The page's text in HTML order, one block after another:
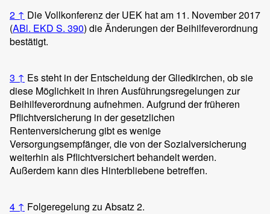
2 ↑ Die Vollkonferenz der UEK hat am 11. November 2017
(ABl. EKD S. 390) die Änderungen der Beihilfeverordnung
bestätigt.
3 ↑ Es steht in der Entscheidung der Gliedkirchen, ob sie
diese Möglichkeit in ihren Ausführungsregelungen zur
Beihilfeverordnung aufnehmen. Aufgrund der früheren
Pflichtversicherung in der gesetzlichen
Rentenversicherung gibt es wenige
Versorgungsempfänger, die von der Sozialversicherung
weiterhin als Pflichtversichert behandelt werden.
Außerdem kann dies Hinterbliebene betreffen.
4 ↑ Folgeregelung zu Absatz 2.